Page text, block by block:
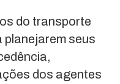
do transporte
planejarem seus
dos agentes